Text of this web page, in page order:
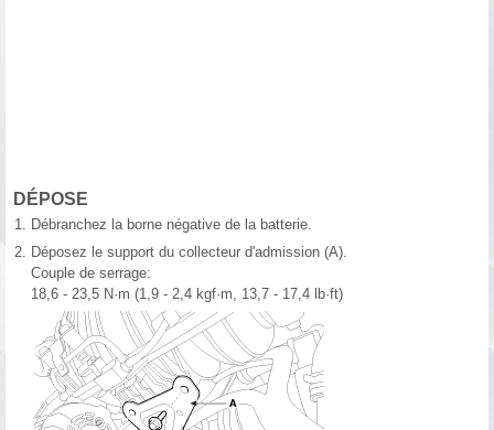
DÉPOSE
1. Débranchez la borne négative de la batterie.
2. Déposez le support du collecteur d'admission (A).
Couple de serrage:
18,6 - 23,5 N·m (1,9 - 2,4 kgf·m, 13,7 - 17,4 lb·ft)